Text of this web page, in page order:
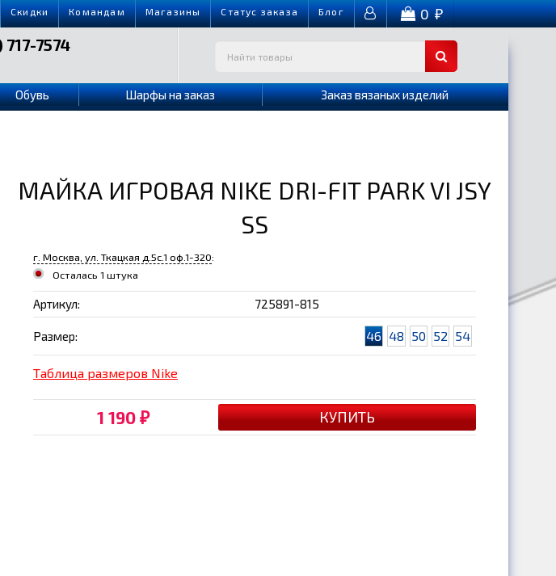
Скидки Командам Магазины Cтатус заказа Блог 0₽
7574
Обувь Шарфы на заказ Заказ вязаных изделий
МАЙКА ИГРОВАЯ NIKE DRI-FIT PARK VI JSY
SS
г. Москва, ул. Ткацкая д.5с.1 оф.1-320:
Осталась 1 штука
Артикул: 725891-815
Размер: 46 48 50 52 54
Таблица размеров Nike
1 190₽